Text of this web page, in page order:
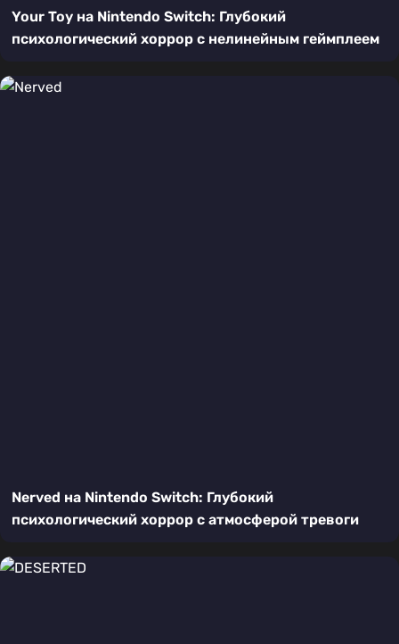
Your Toy на Nintendo Switch: Глубокий
психологический хоррор с нелинейным геймплеем
Nerved на Nintendo Switch: Глубокий
психологический хоррор с атмосферой тревоги